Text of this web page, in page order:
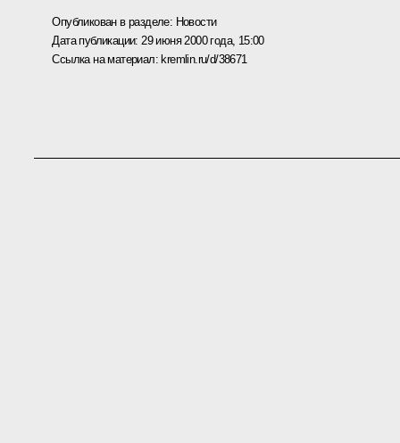
Опубликован в разделе: Новости
Дата публикации: 29 июня 2000 года, 15:00
Ссылка на материал:kremlin.ru/d/38671